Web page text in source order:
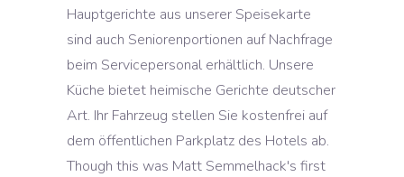
Hauptgerichte aus unserer Speisekarte
sind auch Seniorenportionen auf Nachfrage
beim Servicepersonal erhältlich. Unsere
Küche bietet heimische Gerichte deutscher
Art. Ihr Fahrzeug stellen Sie kostenfrei auf
dem öffentlichen Parkplatz des Hotels ab.
Though this was Matt Semmelhack's first